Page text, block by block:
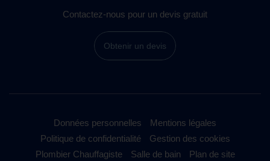
Contactez-nous pour un devis gratuit
Obtenir un devis
Données personnelles
Mentions légales
Politique de confidentialité
Gestion des cookies
Plombier Chauffagiste
Salle de bain Plan de site